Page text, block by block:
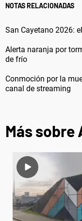
NOTAS RELACIONADAS
San Cayetano 2026:
Alerta naranja por
de frío
Conmoción por la
canal de streaming
Más sobre